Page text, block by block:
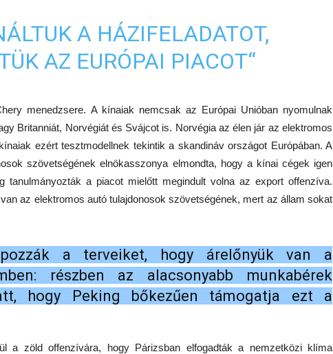
A HÁZIFELADATOT,
AZ EURÓPAI PIACOT“
menedzsere. A kínaiak nemcsak az Európai Unióban nyomulnak
Britanniát, Norvégiát és Svájcot is. Norvégia az élen jár az elektromos
ezért tesztmodellnek tekintik a skandináv országot Európában. A
szövetségének elnökasszonya elmondta, hogy a kínai cégek igen
tanulmányozták a piacot mielőtt megindult volna az export offenzíva.
az elektromos autó tulajdonosok szövetségének, mert az állam sokat
a terveiket, hogy árelőnyük van a
részben az alacsonyabb munkabérek
hogy Peking bőkezűen támogatja ezt a
a zöld offenzívára, hogy Párizsban elfogadták a nemzetközi klíma